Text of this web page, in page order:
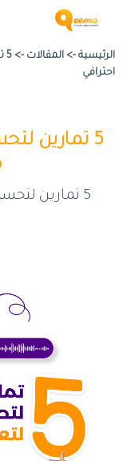
الرئيسية -> المقالات ->
احترافي
5 تمارين
5 تمارين